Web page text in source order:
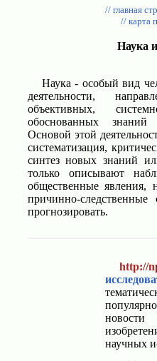
// главная
// карта
Наука
Наука - особый вид
деятельности,
объективных,
обоснованных
Основой этой
систематизация,
синтез новых знаний
только описывают
общественные явления,
причинно-
прогнозировать.
http://
научных